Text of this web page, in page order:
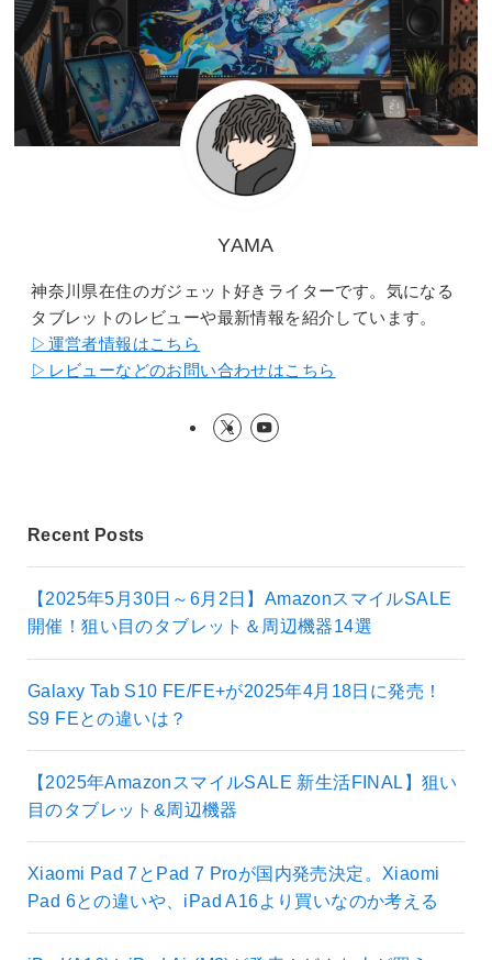
YAMA
神奈川県在住のガジェット好きライターです。気になる
タブレットのレビューや最新情報を紹介しています。
▷運営者情報はこちら
▷レビューなどのお問い合わせはこちら
Recent Posts
【2025年5月30日～6月2日】AmazonスマイルSALE
開催！狙い目のタブレット＆周辺機器14選
Galaxy Tab S10 FE/FE+が2025年4月18日に発売！
S9 FEとの違いは？
【2025年AmazonスマイルSALE 新生活FINAL】狙い
目のタブレット&周辺機器
Xiaomi Pad 7とPad 7 Proが国内発売決定。Xiaomi
Pad 6との違いや、iPad A16より買いなのか考える